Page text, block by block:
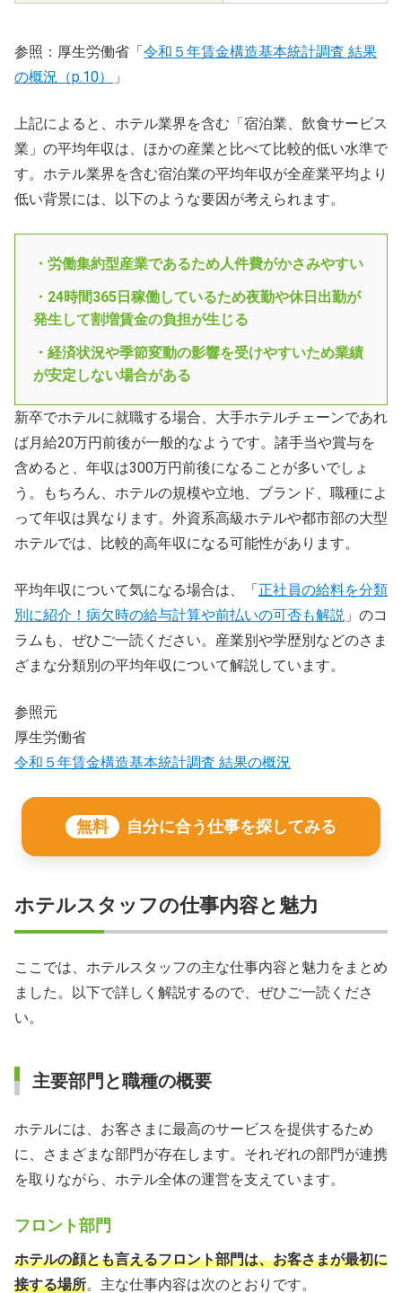
参照：厚生労働省「 令和５年賃金構造基本統計調査 結果
の概況（p.10）
」
上記によると、ホテル業界を含む「宿泊業、飲食サービス
業」の平均年収は、ほかの産業と比べて比較的低い水準で
す。ホテル業界を含む宿泊業の平均年収が全産業平均より
低い背景には、以下のような要因が考えられます。
・労働集約型産業であるため人件費がかさみやすい
・24時間365日稼働しているため夜勤や休日出勤が
発生して割増賃金の負担が生じる
・経済状況や季節変動の影響を受けやすいため業績
が安定しない場合がある
新卒でホテルに就職する場合、大手ホテルチェーンであれ
ば月給20万円前後が一般的なようです。諸手当や賞与を
含めると、年収は300万円前後になることが多いでしょ
う。もちろん、ホテルの規模や立地、ブランド、職種によ
って年収は異なります。外資系高級ホテルや都市部の大型
ホテルでは、比較的高年収になる可能性があります。
平均年収について気になる場合は、「 正社員の給料を分類
別に紹介！病欠時の給与計算や前払いの可否も解説 」のコ
ラムも、ぜひご一読ください。産業別や学歴別などのさま
ざまな分類別の平均年収について解説しています。
参照元
厚生労働省
令和５年賃金構造基本統計調査 結果の概況
無料 自分に合う仕事を探してみる
ホテルスタッフの仕事内容と魅力
ここでは、ホテルスタッフの主な仕事内容と魅力をまとめ
ました。以下で詳しく解説するので、ぜひご一読くださ
い。
主要部門と職種の概要
ホテルには、お客さまに最高のサービスを提供するため
に、さまざまな部門が存在します。それぞれの部門が連携
を取りながら、ホテル全体の運営を支えています。
フロント部門
ホテルの顔とも言えるフロント部門は、お客さまが最初に
接する場所。主な仕事内容は次のとおりです。